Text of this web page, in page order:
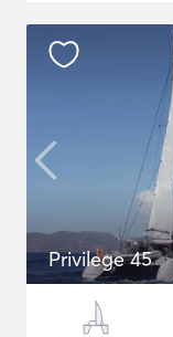
Privilege 45